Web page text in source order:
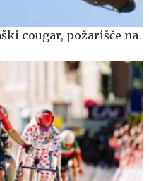
cougar, požarišče na